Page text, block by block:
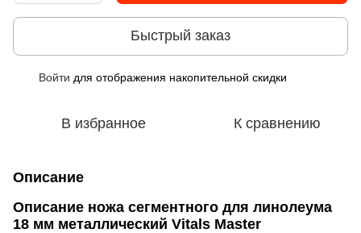
Быстрый заказ
Войти для отображения накопительной скидки
В избранное К сравнению
Описание
Описание ножа сегментного для линолеума
18 мм металлический Vitals Master